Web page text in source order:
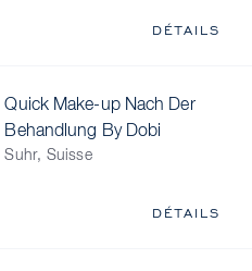
DÉTAILS
Quick Make-up Nach Der
Behandlung By Dobi
Suhr, Suisse
DÉTAILS